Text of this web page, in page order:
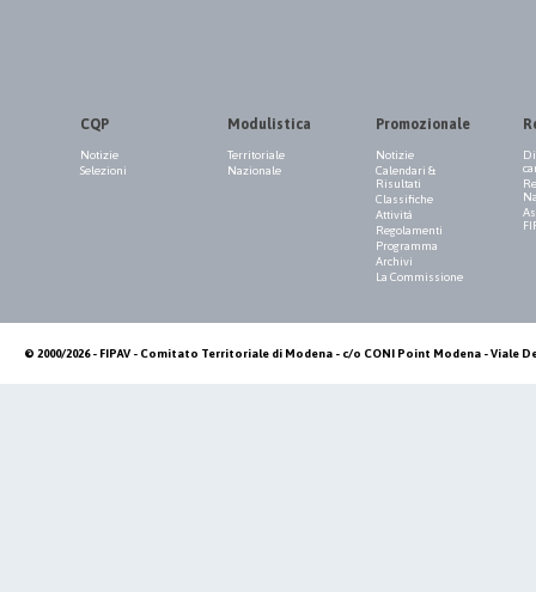
CQP
Notizie
Selezioni
Modulistica
Territoriale
Nazionale
Promozionale
Notizie
Calendari &
Risultati
Classifiche
Attività
Regolamenti
Programma
Archivi
La Commissione
© 2000/2026 - FIPAV - Comitato Territoriale di Modena - c/o CONI Point Modena - Viale